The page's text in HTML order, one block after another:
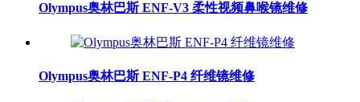
Olympus奥林巴斯 ENF-V3 柔性视频鼻喉镜维修
Olympus奥林巴斯 ENF-P4 纤维镜维修